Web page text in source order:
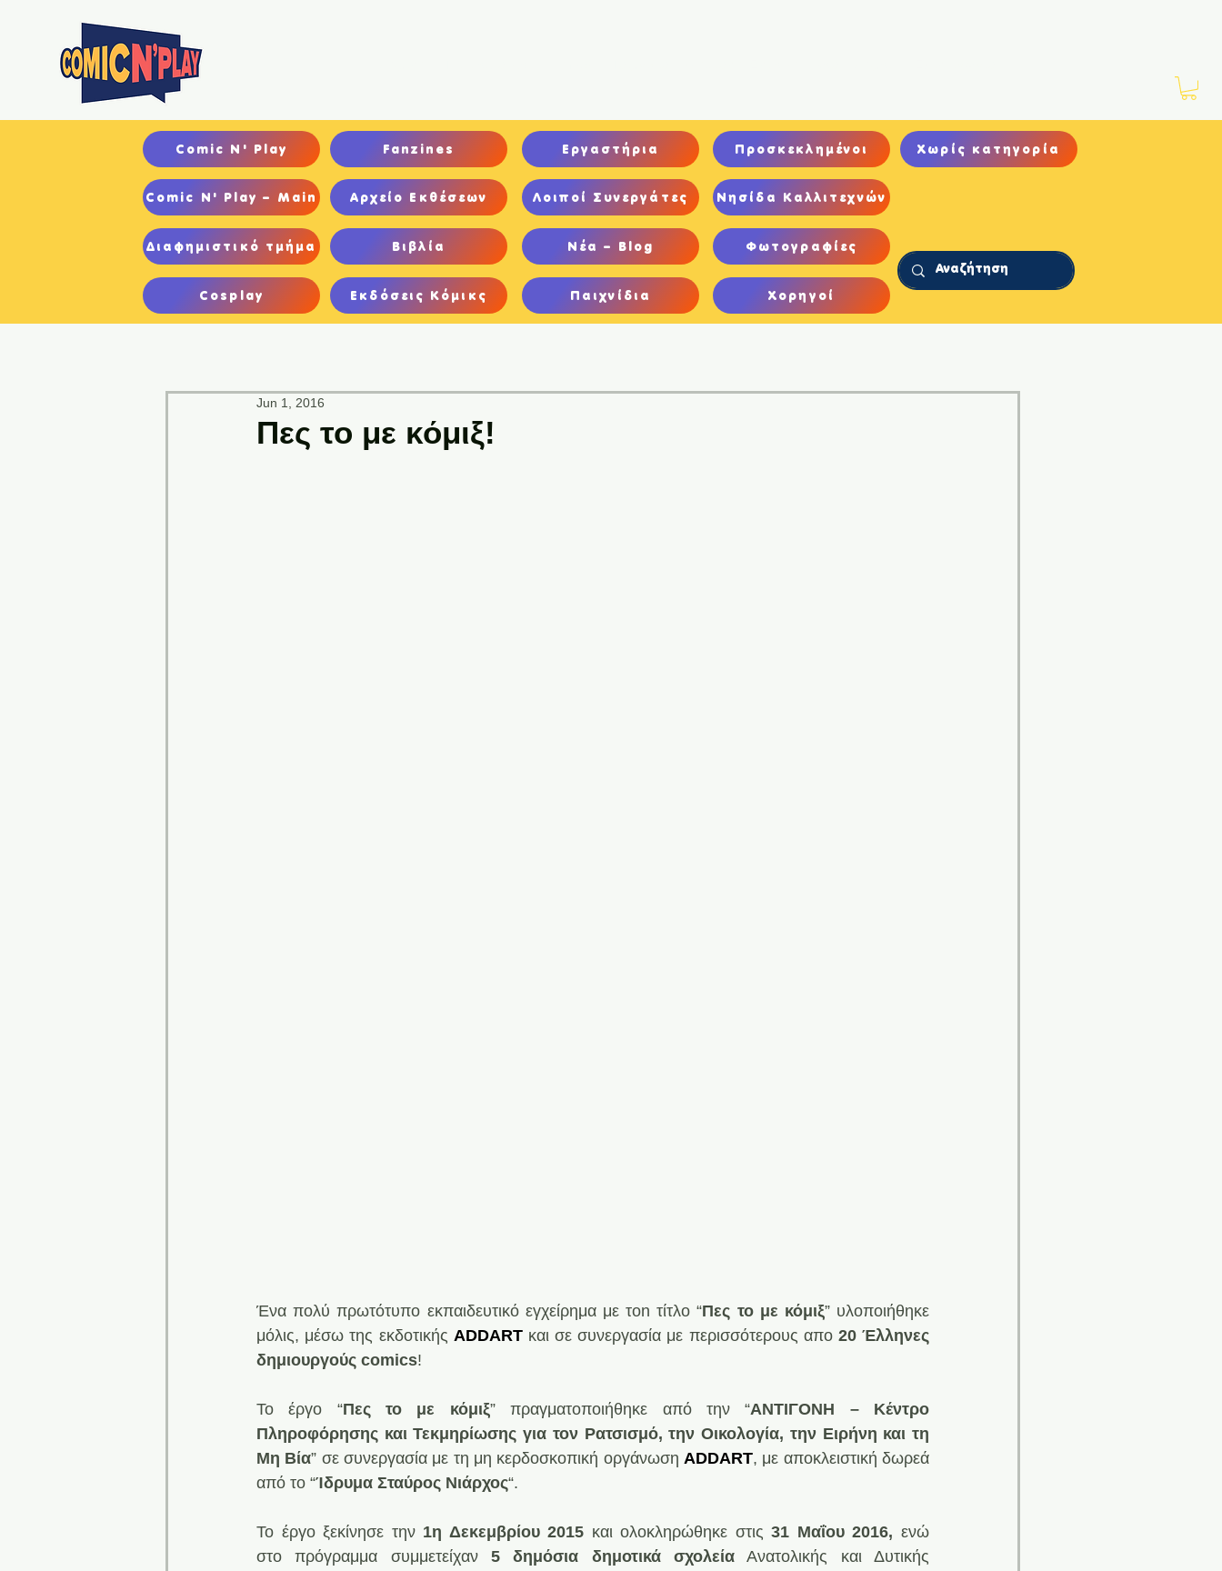
Comic N' Play Fanzines Εργαστήρια Προσκεκλημένοι Χωρίς κατηγορία
Comic N' Play – Main Αρχείο Εκθέσεων Λοιποί Συνεργάτες Νησίδα Καλλιτεχνών
Διαφημιστικό τμήμα Βιβλία
Cosplay Εκδόσεις Κόμικς
Νέα – Blog
Παιχνίδια
Φωτογραφίες
Χορηγοί
Πες το με κόμιξ!
Jun 1, 2016
Ένα πολύ πρωτότυπο εκπαιδευτικό εγχείρημα με τon τίτλο “Πες το με κόμιξ” υλοποιήθηκε
μόλις, μέσω της εκδοτικής ADDART και σε συνεργασία με περισσότερους απο 20 Έλληνες
δημιουργούς comics!
Το έργο “Πες το με κόμιξ” πραγματοποιήθηκε από την “ΑΝΤΙΓΟΝΗ – Κέντρο
Πληροφόρησης και Τεκμηρίωσης για τον Ρατσισμό, την Οικολογία, την Ειρήνη και τη
Μη Βία” σε συνεργασία με τη μη κερδοσκοπική οργάνωση ADDART, με αποκλειστική δωρεά
από το “Ίδρυμα Σταύρος Νιάρχος“.
Το έργο ξεκίνησε την 1η Δεκεμβρίου 2015 και ολοκληρώθηκε στις 31 Μαΐου 2016, ενώ
στο πρόγραμμα συμμετείχαν 5 δημόσια δημοτικά σχολεία Ανατολικής και Δυτικής